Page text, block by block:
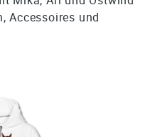
Accessoires und